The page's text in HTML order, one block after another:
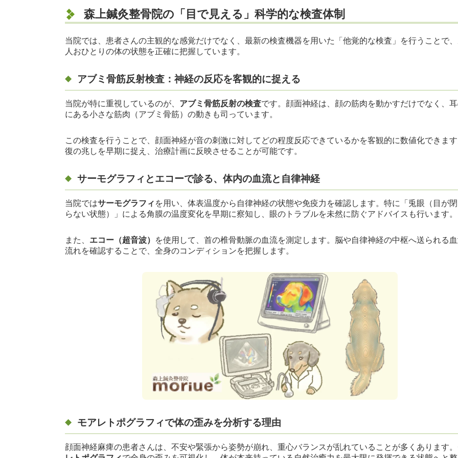
森上鍼灸整骨院の「目で見える」科学的な検査体制
当院では、患者さんの主観的な感覚だけでなく、最新の検査機器を用いた「他覚的な検査」を行うことで
人おひとりの体の状態を正確に把握しています。
アブミ骨筋反射検査：神経の反応を客観的に捉える
当院が特に重視しているのが、 アブミ骨筋反射の検査です。顔面神経は、顔の筋肉を動かすだけでなく、
にある小さな筋肉（アブミ骨筋）の動きも司っています。
この検査を行うことで、顔面神経が音の刺激に対してどの程度反応できているかを客観的に数値化できます
復の兆しを早期に捉え、治療計画に反映させることが可能です。
サーモグラフィとエコーで診る、体内の血流と自律神経
当院ではサーモグラフィ を用い、体表温度から自律神経の状態や免疫力を確認します。特に「兎眼（目が閉
らない状態）」による角膜の温度変化を早期に察知し、眼のトラブルを未然に防ぐアドバイスも行います。
また、 エコー（超音波）
を使用して、首の椎骨動脈の血流を測定します。脳や自律神経の中枢へ送られる
流れを確認することで、全身のコンディションを把握します。
モアレトポグラフィで体の歪みを分析する理由
顔面神経麻痺の患者さんは、不安や緊張から姿勢が崩れ、重心バランスが乱れていることが多くあります。